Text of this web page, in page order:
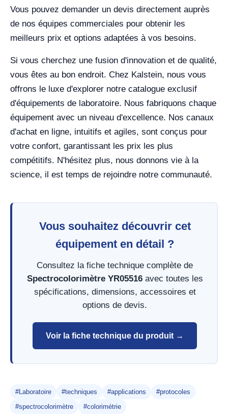
Vous pouvez demander un devis directement auprès
de nos équipes commerciales pour obtenir les
meilleurs prix et options adaptées à vos besoins.
Si vous cherchez une fusion d'innovation et de qualité,
vous êtes au bon endroit. Chez Kalstein, nous vous
offrons le luxe d'explorer notre catalogue exclusif
d'équipements de laboratoire. Nous fabriquons chaque
équipement avec un niveau d'excellence. Nos canaux
d'achat en ligne, intuitifs et agiles, sont conçus pour
votre confort, garantissant les prix les plus
compétitifs. N'hésitez plus, nous donnons vie à la
science, il est temps de rejoindre notre communauté.
Vous souhaitez découvrir cet
équipement en détail ?
Consultez la fiche technique complète de
Spectrocolorimètre YR05516avec toutes les
spécifications, dimensions, accessoires et
options de devis.
Voir la fiche technique du produit →
#Laboratoire #techniques #applications
#protocoles
#spectrocolorimètre
#colorimétrie